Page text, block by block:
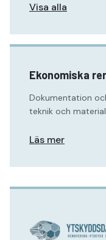
Visa alla
Ekonomiska
Dokumentation
teknik och
Läs mer